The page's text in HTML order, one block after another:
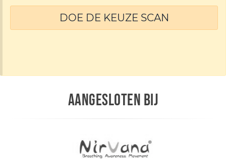
DOE DE KEUZE SCAN
AANGESLOTEN BIJ